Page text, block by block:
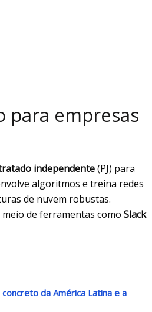
empresas
independente(PJ) para
algoritmos e treina redes
de nuvem robustas.
de ferramentas como Slack
da América Latina e a